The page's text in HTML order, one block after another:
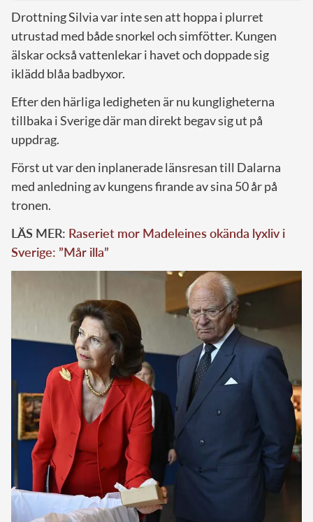
Drottning Silvia var inte sen att hoppa i plurret
utrustad med både snorkel och simfötter. Kungen
älskar också vattenlekar i havet och doppade sig
iklädd blåa badbyxor.
Efter den härliga ledigheten är nu kungligheterna
tillbaka i Sverige där man direkt begav sig ut på
uppdrag.
Först ut var den inplanerade länsresan till Dalarna
med anledning av kungens firande av sina 50 år på
tronen.
LÄS MER: Raseriet mor Madeleines okända lyxliv i
Sverige: ”Mår illa”